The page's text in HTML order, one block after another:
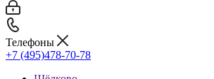
Телефоны
+7 (495)478-70-78